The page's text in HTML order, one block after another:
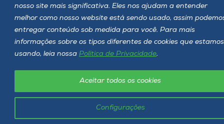
nosso site mais significativa. Eles nos ajudam a entender
melhor como nosso website está sendo usado, assim
entregar conteúdo sob medida para você. Para mais
informações sobre os tipos diferentes de cookies que estamos
usando, leia nossa Política de Privacidade.
Configurações
Aceitar todos os cookies